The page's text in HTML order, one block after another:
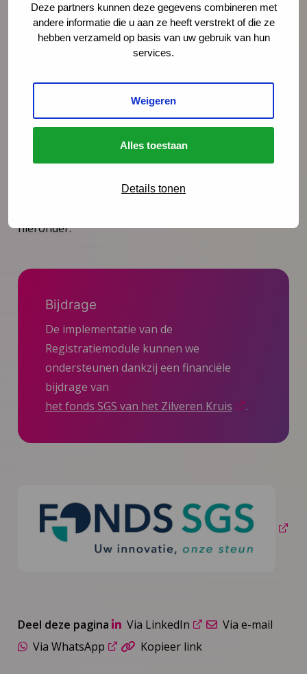
Deze partners kunnen deze gegevens combineren met
andere informatie die u aan ze heeft verstrekt of die ze
hebben verzameld op basis van uw gebruik van hun
services.
Weigeren
Alles toestaan
Details tonen
vergemakkelijken. Dit neemt jou als professional
veel (denk-)werk uit handen. Met het werken met de
Registratiemodule bevorder je bovendien de
onderzoek.
Heb je vragen over de Registratiemodule of wil je er
binnen jouw organisatie ook mee aan de slag?
Merian Bouwmeester
hieronder.
Bijdrage
De implementatie van de
Registratiemodule kunnen we
ondersteunen dankzij een financiële
bijdrage van
het fonds SGS van het Zilveren Kruis
.
Deel deze pagina Via LinkedIn
Via e-mail
Via WhatsApp
Kopieer link